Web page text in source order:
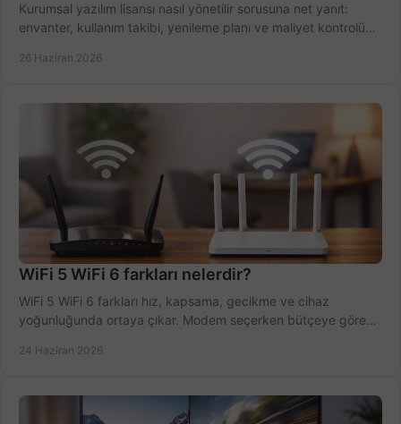
Kurumsal yazılım lisansı nasıl yönetilir sorusuna net yanıt:
envanter, kullanım takibi, yenileme planı ve maliyet kontrolü
26 Haziran 2026
WiFi 5 WiFi 6 farkları nelerdir?
WiFi 5 WiFi 6 farkları hız, kapsama, gecikme ve cihaz
yoğunluğunda ortaya çıkar. Modem seçerken bütçeye göre
24 Haziran 2026